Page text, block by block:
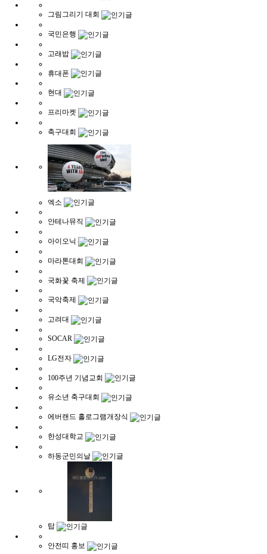
그림그리기 대회
국민은행
고래밥
휴대폰
현대
프리마켓
축구대회
엑소
안테나뮤직
아이오닉
마라톤대회
국화꽃 축제
국악축제
고려대
SOCAR
LG전자
100주년 기념교회
유소년 축구대회
에버랜드 홀로그램개장식
한성대학교
하동군민의날
탑
안전띠 홍보